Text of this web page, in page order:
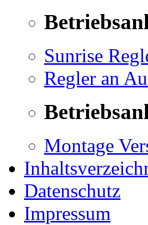
Sunrise
Regler an
Montage
Datenschutz
Impressum